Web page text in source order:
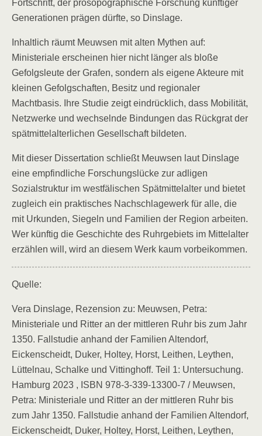
Fortschritt, der prosopographische Forschung künftiger
Generationen prägen dürfte, so Dinslage.
Inhaltlich räumt Meuwsen mit alten Mythen auf:
Ministeriale erscheinen hier nicht länger als bloße
Gefolgsleute der Grafen, sondern als eigene Akteure mit
kleinen Gefolgschaften, Besitz und regionaler
Machtbasis. Ihre Studie zeigt eindrücklich, dass Mobilität,
Netzwerke und wechselnde Bindungen das Rückgrat der
spätmittelalterlichen Gesellschaft bildeten.
Mit dieser Dissertation schließt Meuwsen laut Dinslage
eine empfindliche Forschungslücke zur adligen
Sozialstruktur im westfälischen Spätmittelalter und bietet
zugleich ein praktisches Nachschlagewerk für alle, die
mit Urkunden, Siegeln und Familien der Region arbeiten.
Wer künftig die Geschichte des Ruhrgebiets im Mittelalter
erzählen will, wird an diesem Werk kaum vorbeikommen.
Quelle:
Vera Dinslage, Rezension zu: Meuwsen, Petra:
Ministeriale und Ritter an der mittleren Ruhr bis zum Jahr
1350. Fallstudie anhand der Familien Altendorf,
Eickenscheidt, Duker, Holtey, Horst, Leithen, Leythen,
Lüttelnau, Schalke und Vittinghoff. Teil 1: Untersuchung.
Hamburg 2023 , ISBN 978-3-339-13300-7 / Meuwsen,
Petra: Ministeriale und Ritter an der mittleren Ruhr bis
zum Jahr 1350. Fallstudie anhand der Familien Altendorf,
Eickenscheidt, Duker, Holtey, Horst, Leithen, Leythen,